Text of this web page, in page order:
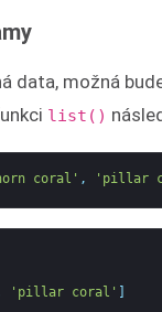
data, možná
list()
coral' , 'pillar
'pillar coral' ]